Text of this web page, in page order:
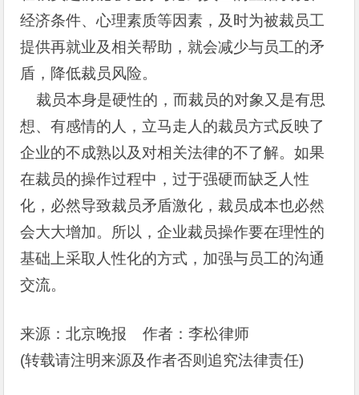
经济条件、心理素质等因素，及时为被裁员工
提供再就业及相关帮助，就会减少与员工的矛
盾，降低裁员风险。
裁员本身是硬性的，而裁员的对象又是有思
想、有感情的人，立马走人的裁员方式反映了
企业的不成熟以及对相关法律的不了解。如果
在裁员的操作过程中，过于强硬而缺乏人性
化，必然导致裁员矛盾激化，裁员成本也必然
会大大增加。所以，企业裁员操作要在理性的
基础上采取人性化的方式，加强与员工的沟通
交流。
来源：北京晚报 作者：李松律师
(转载请注明来源及作者否则追究法律责任)